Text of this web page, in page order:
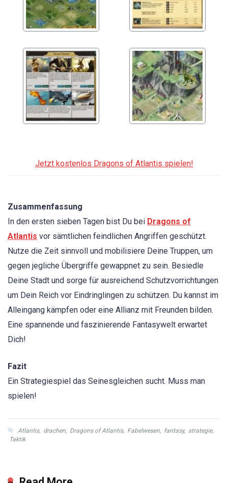
Jetzt kostenlos Dragons of Atlantis spielen!
Zusammenfassung
In den ersten sieben Tagen bist Du bei Dragons of
Atlantis vor sämtlichen feindlichen Angriffen geschützt.
Nutze die Zeit sinnvoll und mobilisiere Deine Truppen, um
gegen jegliche Übergriffe gewappnet zu sein. Besiedle
Deine Stadt und sorge für ausreichend Schutzvorrichtungen
um Dein Reich vor Eindringlingen zu schützen. Du kannst im
Alleingang kämpfen oder eine Allianz mit Freunden bilden.
Eine spannende und faszinierende Fantasywelt erwartet
Dich!
Fazit
Ein Strategiespiel das Seinesgleichen sucht. Muss man
spielen!
Atlantis, drachen, Dragons of Atlantis, Fabelwesen, fantasy, strategie,
Taktik